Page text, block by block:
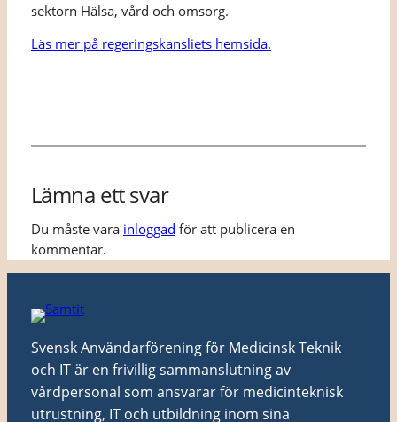
sektorn Hälsa, vård och omsorg.
Läs mer på regeringskansliets hemsida.
Lämna ett svar
Du måste vara inloggad för att publicera en
kommentar.
Svensk Användarförening för Medicinsk Teknik
och IT är en frivillig sammanslutning av
vårdpersonal som ansvarar för medicinteknisk
utrustning, IT och utbildning inom sina